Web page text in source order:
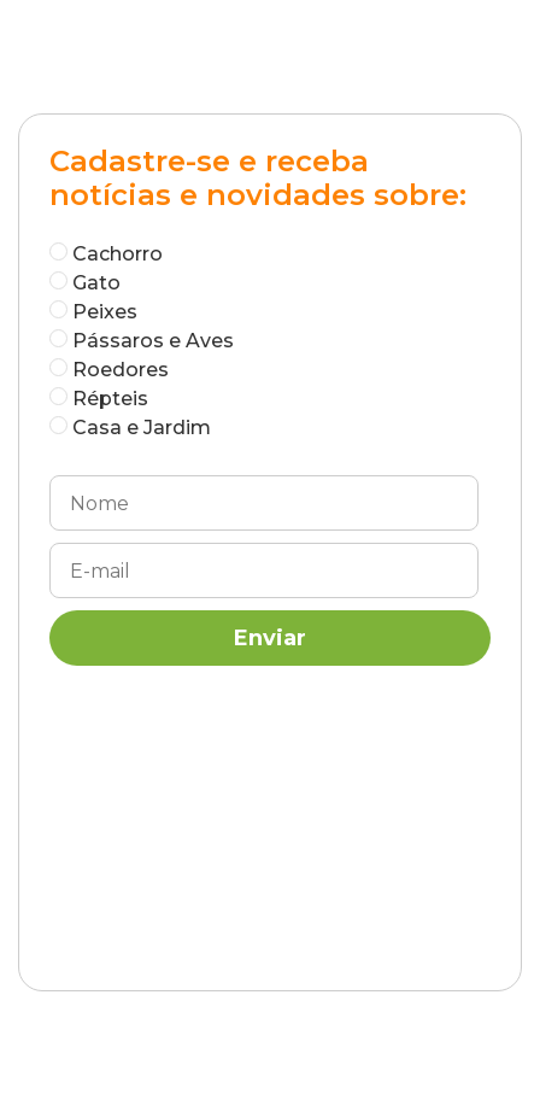
Cadastre-se e receba
notícias e novidades sobre:
Cachorro
Gato
Peixes
Pássaros e Aves
Roedores
Répteis
Casa e Jardim